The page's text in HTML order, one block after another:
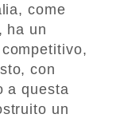
come
ha un
con
a questa
un